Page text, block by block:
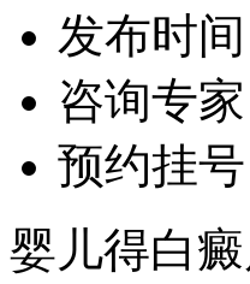
发布时
咨询专家
预约挂号
婴儿得白